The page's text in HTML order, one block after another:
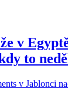
v
to